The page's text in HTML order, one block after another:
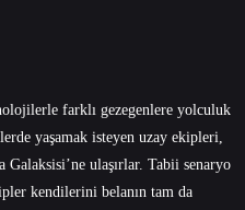
farklı gezegenlere yolculuk
yaşamak isteyen uzay ekipleri,
Galaksisi’ne ulaşırlar. Tabii senaryo
kendilerini belanın tam da